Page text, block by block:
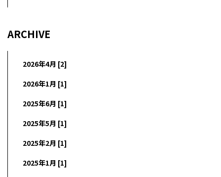
ARCHIVE
2026年4月 [2]
2026年1月 [1]
2025年6月 [1]
2025年5月 [1]
2025年2月 [1]
2025年1月 [1]